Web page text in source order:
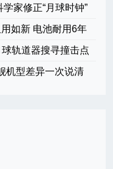
家修正“月球时钟”
如新 电池耐用6年
轨道器搜寻撞击点
机型差异一次说清